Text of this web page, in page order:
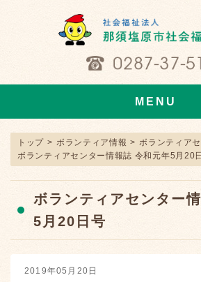
MENU
トップ > ボランティア情報 > ボランティア
ボランティアセンター情報誌 令和元年5月20
ボランティアセンター
5月20日号
2019年05月20日